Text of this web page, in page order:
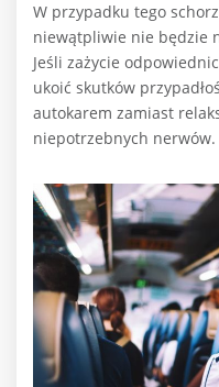
W przypadku tego
niewątpliwie nie będzie
Jeśli zażycie
ukoić skutków
autokarem zamiast
niepotrzebnych nerwów.